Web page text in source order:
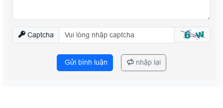
Captcha
Gửi bình luận nhập lại